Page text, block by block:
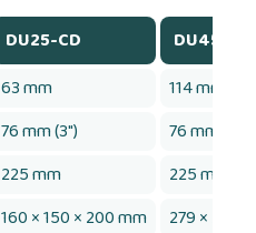
DU25-CD
DU45-CD
63 mm
114 mm
76 mm (3")
76 mm (3")
225 mm
225 mm
160 × 150 × 200 mm
279 × 253